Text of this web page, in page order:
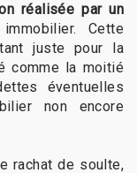
réalisée par un
Cette
juste pour la
comme la moitié
éventuelles
non encore
rachat de soulte,